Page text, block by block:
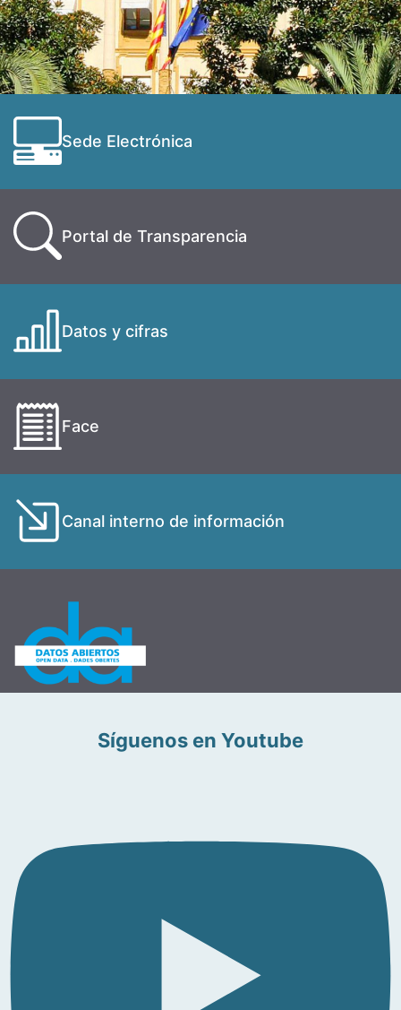
Sede Electrónica
Portal de Transparencia
Datos y cifras
Face
Canal interno de información
Síguenos en Youtube